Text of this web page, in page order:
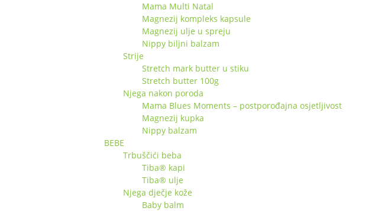
Mama Multi Natal
Magnezij kompleks kapsule
Magnezij ulje u spreju
Nippy biljni balzam
Strije
Stretch mark butter u stiku
Stretch butter 100g
Njega nakon poroda
Mama Blues Moments – postporođajna osjetljivost
Magnezij kupka
Nippy balzam
BEBE
Trbuščići beba
Tiba® kapi
Tiba® ulje
Njega dječje kože
Baby balm